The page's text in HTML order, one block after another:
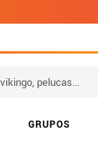
GRUPOS